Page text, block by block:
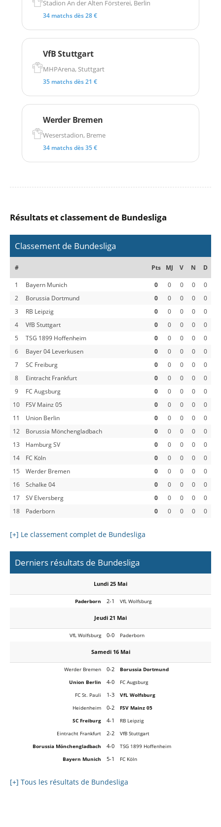
Stadion An der Alten Försterei, Berlin
34 matchs dès 28 €
VfB Stuttgart
MHPArena, Stuttgart
35 matchs dès 21 €
Werder Bremen
Weserstadion, Breme
34 matchs dès 35 €
Résultats et classement de Bundesliga
Classement de Bundesliga
# Pts MJ V N D
1 Bayern Munich 0 0 0 0
0
2
Borussia Dortmund 0 0 0 0
0
3
RB Leipzig 0 0 0 0
0
4
VfB Stuttgart 0 0 0 0
0
5
TSG 1899 Hoffenheim 0 0 0 0
0
6
Bayer 04 Leverkusen 0 0 0 0
0
7
SC Freiburg 0 0 0 0
0
8
Eintracht Frankfurt 0 0 0 0
0
9
FC Augsburg 0 0 0 0
0
10
FSV Mainz 05 0 0 0 0
0
11
Union Berlin 0 0 0 0
0
12
Borussia Mönchengladbach 0 0 0 0
0
13
Hamburg SV 0 0 0 0
0
14
FC Köln 0 0 0 0
0
15
Werder Bremen 0 0 0 0
0
16
Schalke 04 0 0 0 0
0
17
SV Elversberg 0 0 0 0
0
18
Paderborn 0 0 0 0 0
[+] Le classement complet de Bundesliga
Derniers résultats de Bundesliga
Lundi 25 Mai
Paderborn 2-1 VfL Wolfsburg
Jeudi 21 Mai
VfL Wolfsburg 0-0 Paderborn
Samedi 16 Mai
Werder Bremen 0-2
Borussia Dortmund
Union Berlin
4-0
FC Augsburg
FC St. Pauli
1-3
VfL Wolfsburg
Heidenheim
0-2
FSV Mainz 05
SC Freiburg
4-1
RB Leipzig
Eintracht Frankfurt
2-2
VfB Stuttgart
Borussia Mönchengladbach
4-0
TSG 1899 Hoffenheim
Bayern Munich
5-1 FC Köln
[+] Tous les résultats de Bundesliga